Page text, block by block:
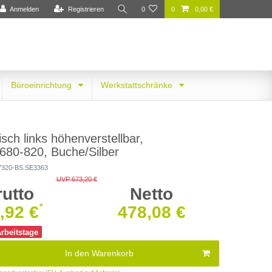
Anmelden Registrieren 0 0 0,00 €
Büroeinrichtung Werkstattschränke
links höhenverstellbar,
820, Buche/Silber
BS.SE3363
UVP 673,20 €
Netto
€
* 478,08 €
In den Warenkorb